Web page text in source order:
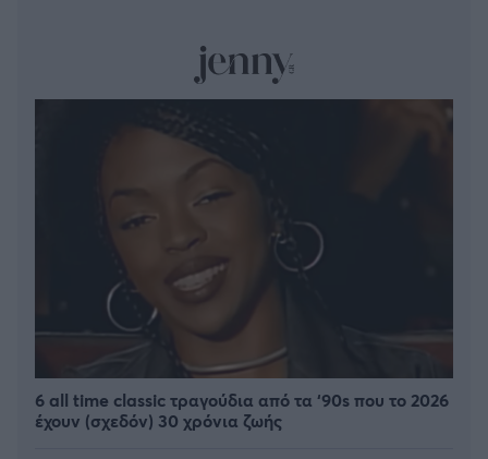
6 all time classic τραγούδια από τα ‘90s που το 2026
έχουν (σχεδόν) 30 χρόνια ζωής